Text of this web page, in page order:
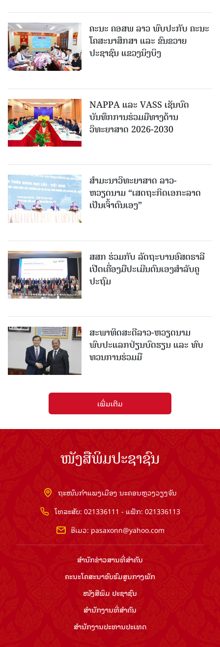
ຄະນະ ຄອສພ ລາວ ພົບປະກັບ ຄະນະ
ໂຄສະນາສຶກສາ ແລະ ຂົນຂວາຍ
ປະຊາຊົນ ແຂວງນິງບິງ
NAPPA ແລະ VASS ເຊັນບົດ
ບັນທຶກການຮ່ວມມືທາງດ້ານ
ວິທະຍາສາດ 2026-2030
ສຳມະນາວິທະຍາສາດ ລາວ-
ຫວຽດນາມ “ເສດຖະກິດເອກະລາດ
ເປັນເຈົ້າຕົນເອງ”
ສສກ ຮ່ວມກັບ ລັດຖະບານອົສຕຣາລີ
ເປີດເຄື່ອງມືປະເມີນຕົນເອງສຳລັບຄູ
ປະຖົມ
ສະພາທິດສະດີລາວ-ຫວຽດນາມ
ພົບປະແລກປ່ຽນບົດຮຽນ ແລະ ທົບ
ທວນການຮ່ວມມື
ເພີ່ມເຕີມ
ໜັງສືພິມປະຊາຊົນ
ຖະໜົນກຳແພງເມືອງ ນະຄອນຫຼວງວຽງຈັນ
ໂທລະສັບ: 021336111 - ແຟັກ: 021336113
ອີເມວ: pasaxonn@yahoo.com
ສຳ​ນັກ​ຂ່າວ​ສານ​ທີ່​ສຳ​ຄັນ​
ຄະນະໂຄສະນາອົບຮົມ​ສູນ​ກາງ​ພັກ
ໜັງສືພິມ ປະ​ຊາ​ຊົນ
ສຳ​ນັກ​ງານ​ທີ່​ສຳ​ຄັນ
ສຳ​ນັກ​ງານ​ປະ​ທານ​ປະ​ເທດ